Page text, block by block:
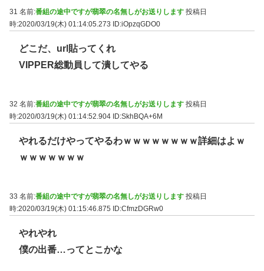
31 名前:番組の途中ですが翡翠の名無しがお送りします 投稿日
時:2020/03/19(木) 01:14:05.273
ID:iOpzqGDO0
どこだ、url貼ってくれ
VIPPER総動員して潰してやる
32 名前:番組の途中ですが翡翠の名無しがお送りします 投稿日
時:2020/03/19(木) 01:14:52.904 ID:SkhBQA+6M
やれるだけやってやるわｗｗｗｗｗｗｗｗ詳細はよｗ
ｗｗｗｗｗｗｗ
33 名前:番組の途中ですが翡翠の名無しがお送りします 投稿日
時:2020/03/19(木) 01:15:46.875 ID:CfmzDGRw0
やれやれ
僕の出番…ってとこかな